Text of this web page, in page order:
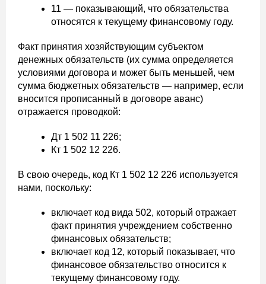
11 — показывающий, что обязательства
относятся к текущему финансовому году.
Факт принятия хозяйствующим субъектом
денежных обязательств (их сумма определяется
условиями договора и может быть меньшей, чем
сумма бюджетных обязательств — например, если
вносится прописанный в договоре аванс)
отражается проводкой:
Дт 1 502 11 226;
Кт 1 502 12 226.
В свою очередь, код Кт 1 502 12 226 используется
нами, поскольку:
включает код вида 502, который отражает
факт принятия учреждением собственно
финансовых обязательств;
включает код 12, который показывает, что
финансовое обязательство относится к
текущему финансовому году.